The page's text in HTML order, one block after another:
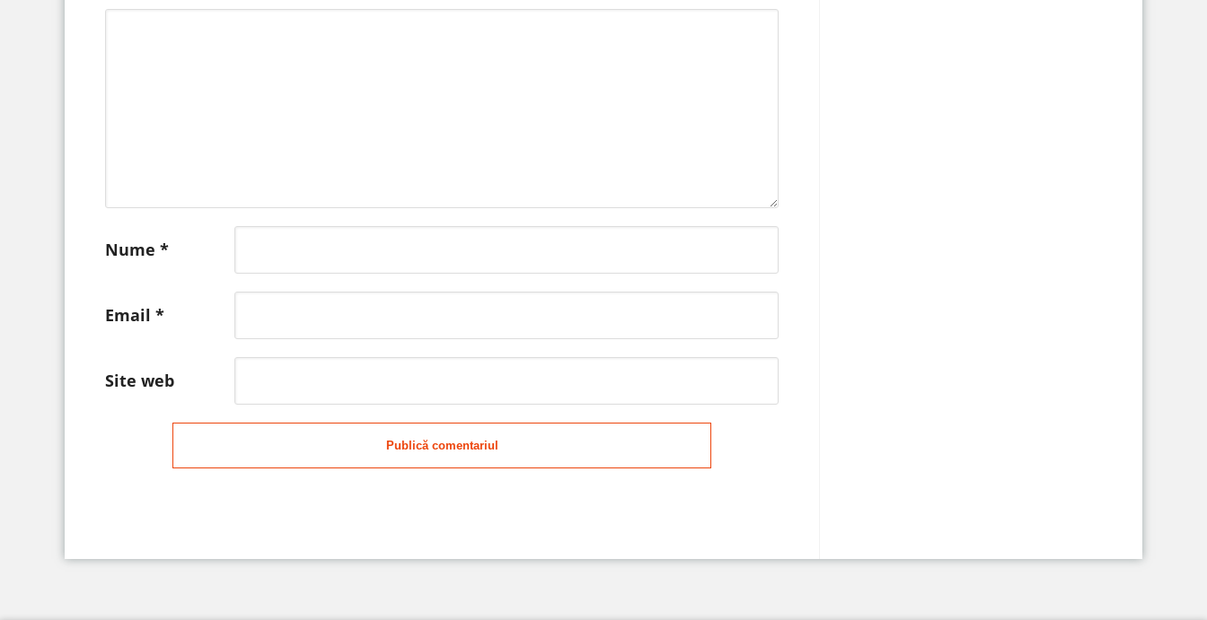
Nume *
Email *
Site web
Publică comentariul